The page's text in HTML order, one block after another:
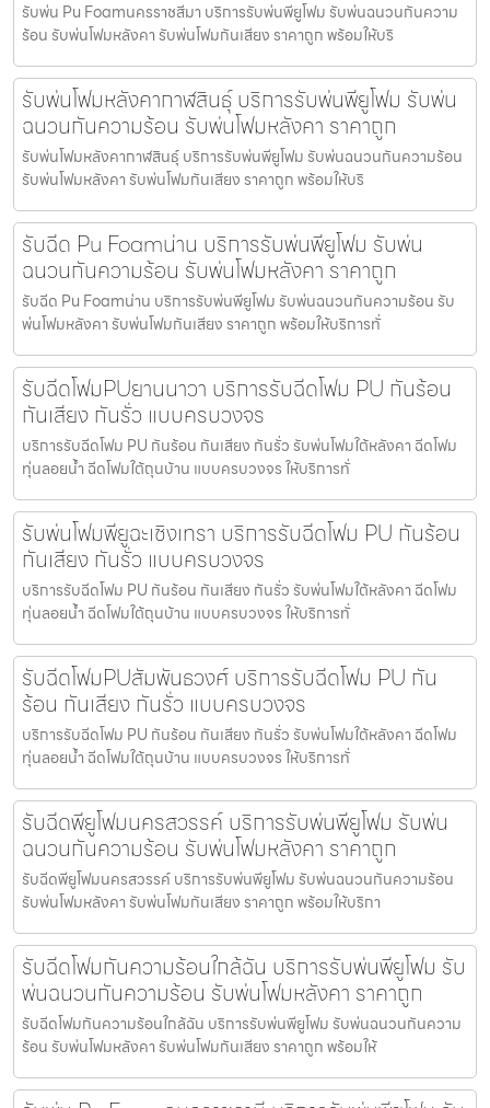
รับพ่น Pu Foamนครราชสีมา บริการรับพ่นพียูโฟม รับพ่นฉนวนกันความ
ร้อน รับพ่นโฟมหลังคา รับพ่นโฟมกันเสียง ราคาถูก พร้อมให้บริ
รับพ่นโฟมหลังคากาฬสินธุ์ บริการรับพ่นพียูโฟม รับพ่น
ฉนวนกันความร้อน รับพ่นโฟมหลังคา ราคาถูก
รับพ่นโฟมหลังคากาฬสินธุ์ บริการรับพ่นพียูโฟม รับพ่นฉนวนกันความร้อน
รับพ่นโฟมหลังคา รับพ่นโฟมกันเสียง ราคาถูก พร้อมให้บริ
รับฉีด Pu Foamน่าน บริการรับพ่นพียูโฟม รับพ่น
ฉนวนกันความร้อน รับพ่นโฟมหลังคา ราคาถูก
รับฉีด Pu Foamน่าน บริการรับพ่นพียูโฟม รับพ่นฉนวนกันความร้อน รับ
พ่นโฟมหลังคา รับพ่นโฟมกันเสียง ราคาถูก พร้อมให้บริการทั่
รับฉีดโฟมPUยานนาวา บริการรับฉีดโฟม PU กันร้อน
กันเสียง กันรั่ว แบบครบวงจร
บริการรับฉีดโฟม PU กันร้อน กันเสียง กันรั่ว รับพ่นโฟมใต้หลังคา ฉีดโฟม
ทุ่นลอยน้ำ ฉีดโฟมใต้ถุนบ้าน แบบครบวงจร ให้บริการทั่
รับพ่นโฟมพียูฉะเชิงเทรา บริการรับฉีดโฟม PU กันร้อน
กันเสียง กันรั่ว แบบครบวงจร
บริการรับฉีดโฟม PU กันร้อน กันเสียง กันรั่ว รับพ่นโฟมใต้หลังคา ฉีดโฟม
ทุ่นลอยน้ำ ฉีดโฟมใต้ถุนบ้าน แบบครบวงจร ให้บริการทั่
รับฉีดโฟมPUสัมพันธวงศ์ บริการรับฉีดโฟม PU กัน
ร้อน กันเสียง กันรั่ว แบบครบวงจร
บริการรับฉีดโฟม PU กันร้อน กันเสียง กันรั่ว รับพ่นโฟมใต้หลังคา ฉีดโฟม
ทุ่นลอยน้ำ ฉีดโฟมใต้ถุนบ้าน แบบครบวงจร ให้บริการทั่
รับฉีดพียูโฟมนครสวรรค์ บริการรับพ่นพียูโฟม รับพ่น
ฉนวนกันความร้อน รับพ่นโฟมหลังคา ราคาถูก
รับฉีดพียูโฟมนครสวรรค์ บริการรับพ่นพียูโฟม รับพ่นฉนวนกันความร้อน
รับพ่นโฟมหลังคา รับพ่นโฟมกันเสียง ราคาถูก พร้อมให้บริกา
รับฉีดโฟมกันความร้อนใกล้ฉัน บริการรับพ่นพียูโฟม รับ
พ่นฉนวนกันความร้อน รับพ่นโฟมหลังคา ราคาถูก
รับฉีดโฟมกันความร้อนใกล้ฉัน บริการรับพ่นพียูโฟม รับพ่นฉนวนกันความ
ร้อน รับพ่นโฟมหลังคา รับพ่นโฟมกันเสียง ราคาถูก พร้อมให้